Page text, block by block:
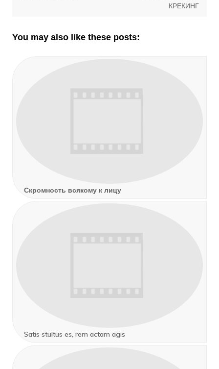
КРЕКИНГ
You may also like these posts:
Скромность всякому к лицу
Satis stultus es, rem actam agis